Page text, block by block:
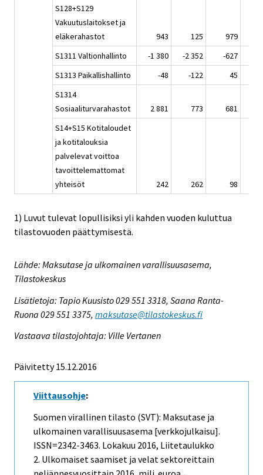
S128+S129
Vakuutuslaitokset ja
eläkerahastot
943 125 979
S1311 Valtionhallinto
-1 380 -2 352 -627
S1313 Paikallishallinto
-48 -122
45
S1314
Sosiaaliturvarahastot
2 881 773 681
S14+S15 Kotitaloudet
ja kotitalouksia
palvelevat voittoa
tavoittelemattomat
yhteisöt
242 262 98
1) Luvut tulevat lopullisiksi yli kahden vuoden kuluttua
tilastovuoden päättymisestä.
Lähde: Maksutase ja ulkomainen varallisuusasema,
Tilastokeskus
Lisätietoja: Tapio Kuusisto 029 551 3318, Saana Ranta-
Ruona 029 551 3375, maksutase@tilastokeskus.fi
Vastaava tilastojohtaja: Ville Vertanen
Päivitetty 15.12.2016
Viittausohje:
Suomen virallinen tilasto (SVT): Maksutase ja
ulkomainen varallisuusasema [verkkojulkaisu].
ISSN=2342-3463. Lokakuu 2016, Liitetaulukko
2. Ulkomaiset saamiset ja velat sektoreittain